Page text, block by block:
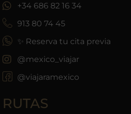
+34 686 82 16 34
913 80 74 45
✨ Reserva tu cita previa
@mexico_viajar
@viajaramexico
RUTAS